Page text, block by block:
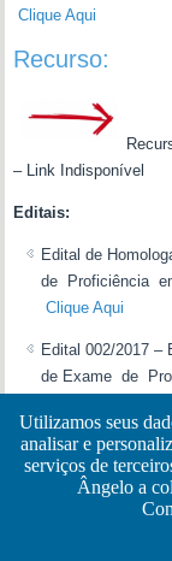
Clique Aqui
Recurso:
– Link Indisponível
Editais:
Edital de
de Proficiência
Clique Aqui
Edital 002/2017 –
de Exame de
Inscrições:
Acesso as
Utilizamos seus
analisar e
serviços de
Ângelo a